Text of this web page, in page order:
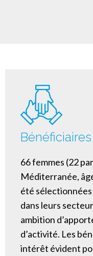
Bénéficiaires
66 femmes (22
Méditerranée,
été sélectionnées
dans leurs
ambition
d’activité. Les
intérêt évident